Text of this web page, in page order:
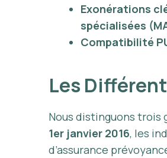
Exonérations
spécialisées
Compatibilité
Les
Nous distinguons trois
1er janvier 2016, les
d’assurance